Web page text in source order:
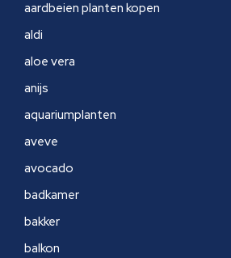
aardbeien planten kopen
aldi
aloe vera
anijs
aquariumplanten
aveve
avocado
badkamer
bakker
balkon